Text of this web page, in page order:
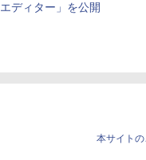
エディター」を公開
本サイト